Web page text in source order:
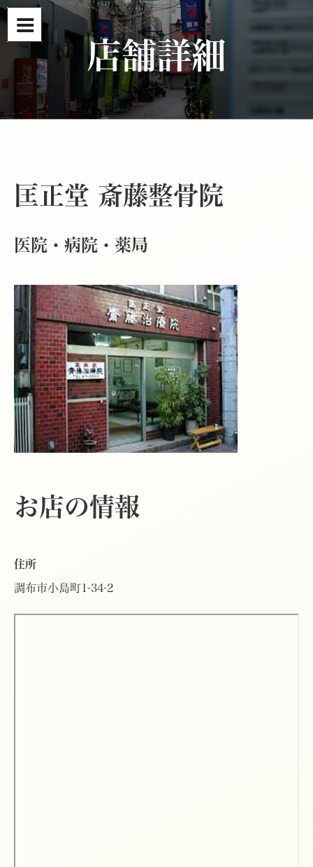
コ
ン
テ
へ
ス
店舗詳細
匡正堂 斎藤整骨院
医院・病院・薬局
お店の情報
住所
調布市小島町1-34-2